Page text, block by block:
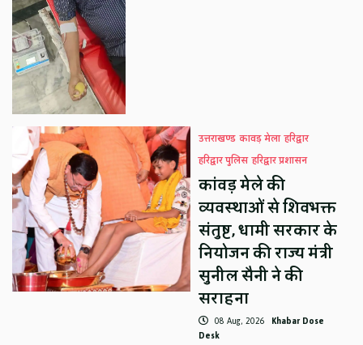
उत्तराखण्ड कावड़ मेला हरिद्वार
हरिद्वार पुलिस हरिद्वार प्रशासन
कांवड़ मेले की
व्यवस्थाओं से शिवभक्त
संतुष्ट, धामी सरकार के
नियोजन की राज्य मंत्री
सुनील सैनी ने की
सराहना
08 Aug, 2026 Khabar Dose
Desk